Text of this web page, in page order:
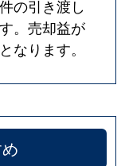
の引き渡し
。売却益が
なります。